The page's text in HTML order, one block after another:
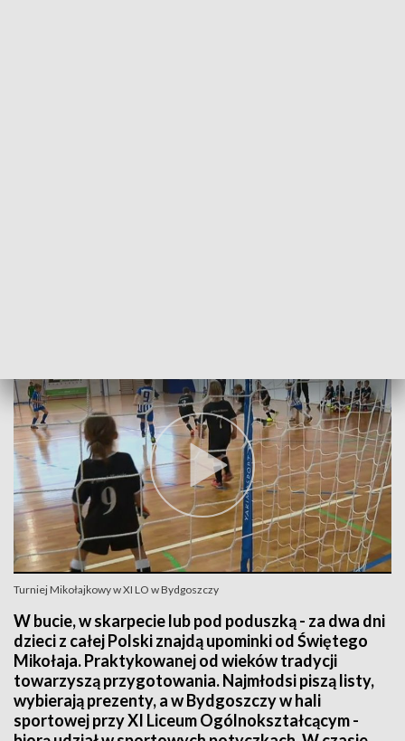
Turniej Mikołajkowy w XI LO w Bydgoszczy
W bucie, w skarpecie lub pod poduszką - za dwa dni
dzieci z całej Polski znajdą upominki od Świętego
Mikołaja. Praktykowanej od wieków tradycji
towarzyszą przygotowania. Najmłodsi piszą listy,
wybierają prezenty, a w Bydgoszczy w hali
sportowej przy XI Liceum Ogólnokształcącym -